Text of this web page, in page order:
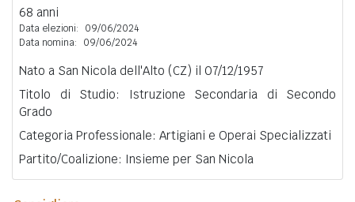
68 anni
Data elezioni:
09/06/2024
Data nomina:
09/06/2024
Nato a San Nicola dell'Alto (CZ) il 07/12/1957
Titolo di Studio: Istruzione Secondaria di Secondo
Grado
Categoria Professionale: Artigiani e Operai Specializzati
Partito/Coalizione: Insieme per San Nicola